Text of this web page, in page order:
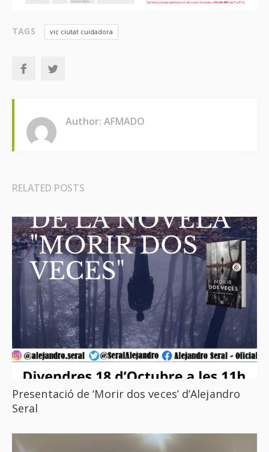
TAGS vic ciutat cuidadora
Author: AFMADO
RELATED POSTS
Presentació de ‘Morir dos veces’ d’Alejandro
Seral